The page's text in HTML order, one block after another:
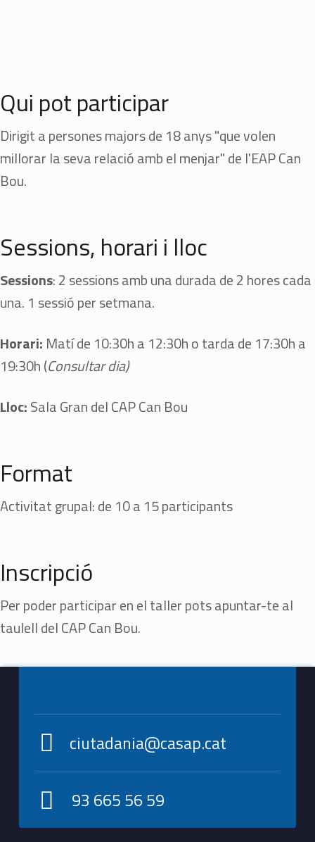
Qui pot participar
Dirigit a persones majors de 18 anys "que volen
millorar la seva relació amb el menjar" de l'EAP Can
Bou.
Sessions, horari i lloc
Sessions: 2 sessions amb una durada de 2 hores cada
una. 1 sessió per setmana.
Horari: Matí de 10:30h a 12:30h o tarda de 17:30h a
19:30h (Consultar dia)
Lloc:Sala Gran del CAP Can Bou
Format
Activitat grupal: de 10 a 15 participants
Inscripció
Per poder participar en el taller pots apuntar-te al
taulell del CAP Can Bou.
Skip back to main navigationFooter info sidebar
ciutadania@casap.cat
93 665 56 59